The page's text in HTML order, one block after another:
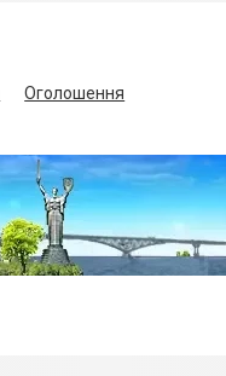
Оголошення